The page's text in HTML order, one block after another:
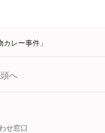
レー事件」
へ
せ窓口